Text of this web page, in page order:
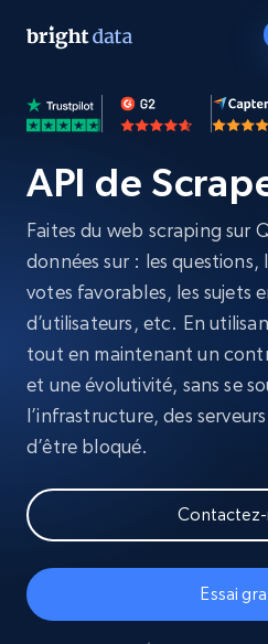
API de
Faites du web scraping sur
données sur : les questions,
votes favorables, les sujets
d’utilisateurs, etc. En
tout en maintenant un
et une évolutivité, sans se
l’infrastructure, des
d’être bloqué.
Contactez-
Essai